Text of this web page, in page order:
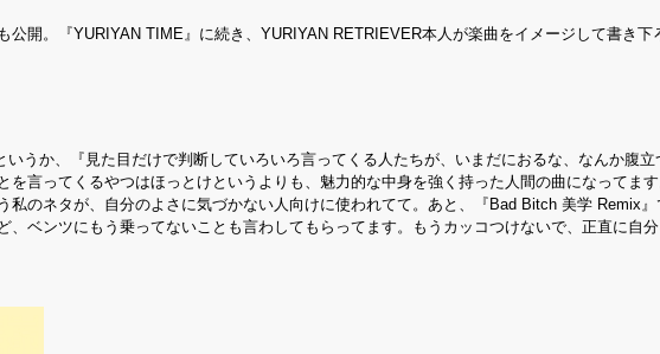
公開。『YURIYAN TIME』に続き、YURIYAN RETRIEVER本人が楽曲をイメージして書き下
いうか、『見た目だけで判断していろいろ言ってくる人たちが、いまだにおるな、なんか腹立
を言ってくるやつはほっとけというよりも、魅力的な中身を強く持った人間の曲になってま
私のネタが、自分のよさに気づかない人向けに使われてて。あと、『Bad Bitch 美学 Remix
、ベンツにもう乗ってないことも言わしてもらってます。もうカッコつけないで、正直に自